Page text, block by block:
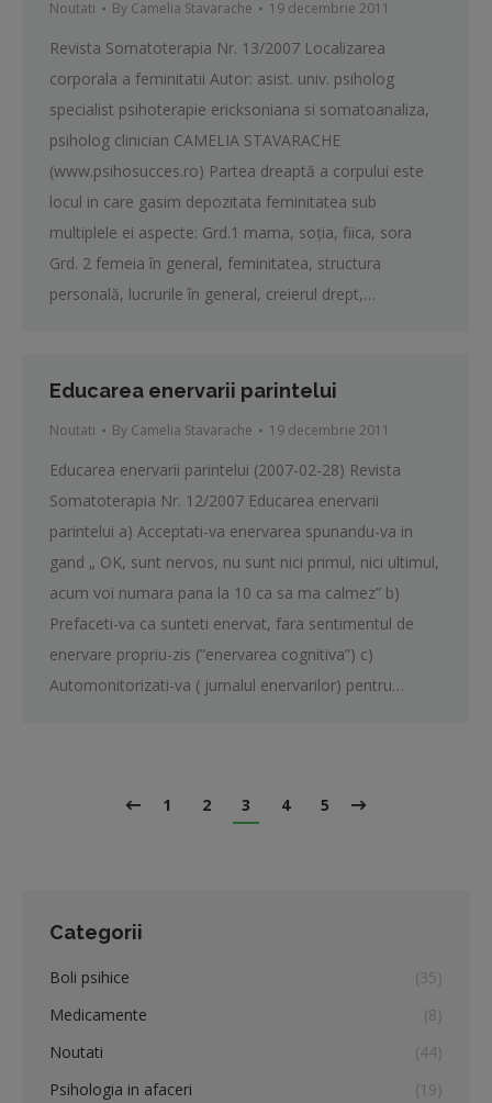
Noutati By Camelia Stavarache 19 decembrie 2011
Revista Somatoterapia Nr. 13/2007 Localizarea
corporala a feminitatii Autor: asist. univ. psiholog
specialist psihoterapie ericksoniana si somatoanaliza,
psiholog clinician CAMELIA STAVARACHE
(www.psihosucces.ro) Partea dreaptă a corpului este
locul in care gasim depozitata feminitatea sub
multiplele ei aspecte: Grd.1 mama, soţia, fiica, sora
Grd. 2 femeia în general, feminitatea, structura
personală, lucrurile în general, creierul drept,…
Educarea enervarii parintelui
Noutati By Camelia Stavarache 19 decembrie 2011
Educarea enervarii parintelui (2007-02-28) Revista
Somatoterapia Nr. 12/2007 Educarea enervarii
parintelui a) Acceptati-va enervarea spunandu-va in
gand „ OK, sunt nervos, nu sunt nici primul, nici ultimul,
acum voi numara pana la 10 ca sa ma calmez” b)
Prefaceti-va ca sunteti enervat, fara sentimentul de
enervare propriu-zis (”enervarea cognitiva”) c)
Automonitorizati-va ( jurnalul enervarilor) pentru…
1 2 3 4 5
Categorii
Boli psihice
(35)
Medicamente
(8)
Noutati
(44)
Psihologia in afaceri
(19)